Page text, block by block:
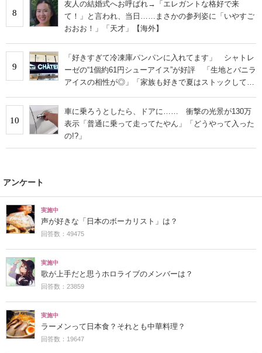
8
友人の結婚式へお呼ばれ→「エレガントな格好で来
て！」と言われ、当日……まさかの参列姿に「いやすご
おおお！」「天才」【海外】
9
「好きすぎて冷凍庫パンパンに入れてます」 シャトレ
ーゼの“1個約61円シューアイス”が好評 「生地とバニラ
アイスの相性が◎」「家族も好きで夏はストックして
10
車に乗ろうとしたら、ドアに…… 衝撃の光景が130万
表示「普通に乗って走ってたやん」「どうやって入った
の!?」
アンケート
実施中
声が好きな「日本のボーカリスト」は？
回答数：49475
実施中
歌が上手だと思うホロライブのメンバーは？
回答数：23859
実施中
ラーメンって日本食？それとも中華料理？
回答数：19647